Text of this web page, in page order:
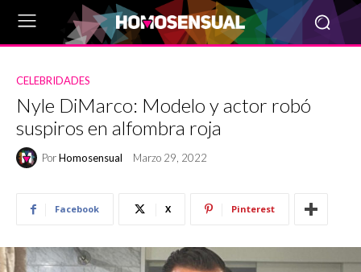
CELEBRIDADES
Nyle DiMarco: Modelo y actor robó
suspiros en alfombra roja
PorHomosensual Marzo 29, 2022
Facebook X Pinterest